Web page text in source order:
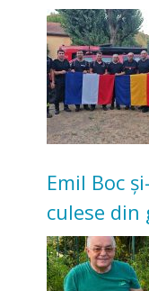
incendii de
Emil Boc
culese din
nu poate